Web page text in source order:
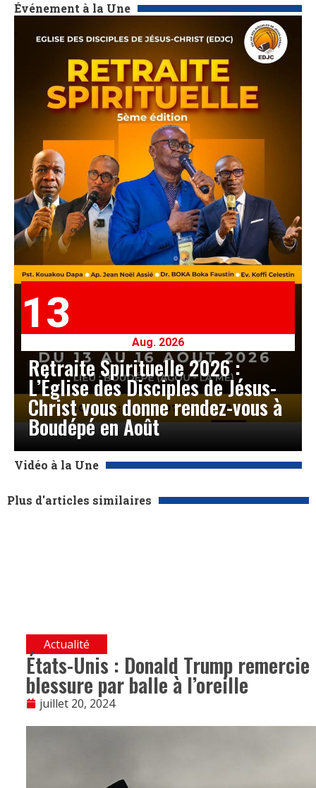
Événement à la Une
13
Aug. 2026
Retraite Spirituelle 2026 :
L’Église des Disciples de Jésus-
Christ vous donne rendez-vous à
Boudépé en Août
Vidéo à la Une
Plus d'articles similaires
Actualité
États-Unis : Donald Trump
blessure par balle à l’oreille
juillet 20, 2024